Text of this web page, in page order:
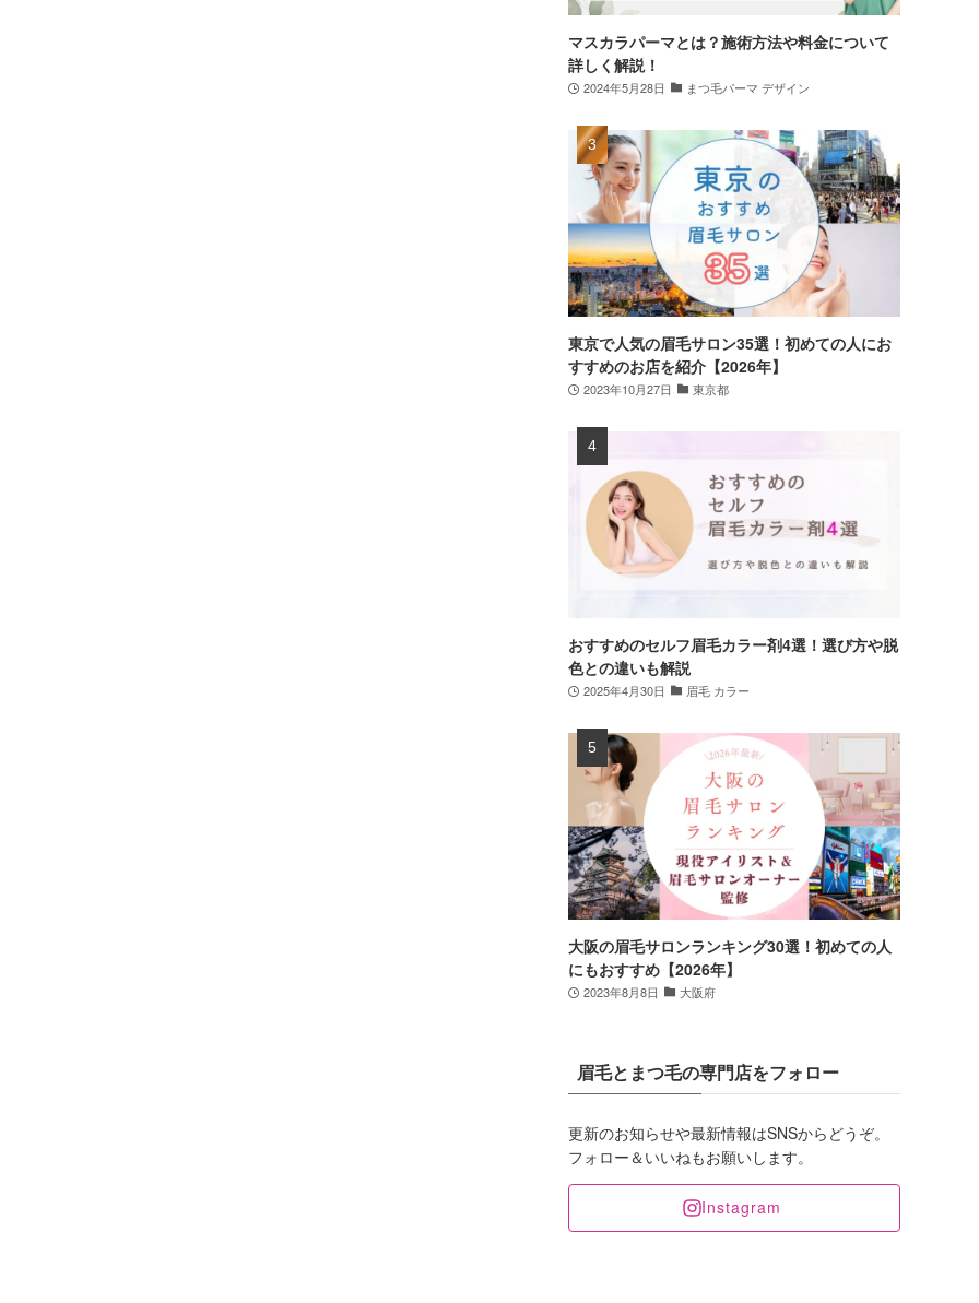
マスカラパーマとは？施術方法や料金について
詳しく解説！
2024年5月28日 まつ毛パーマ デザイン
東京で人気の眉毛サロン35選！初めての人にお
すすめのお店を紹介【2026年】
2023年10月27日 東京都
おすすめのセルフ眉毛カラー剤4選！選び方や脱
色との違いも解説
2025年4月30日 眉毛 カラー
大阪の眉毛サロンランキング30選！初めての人
にもおすすめ【2026年】
2023年8月8日 大阪府
眉毛とまつ毛の専門店をフォロー
更新のお知らせや最新情報はSNSからどうぞ。
フォロー＆いいねもお願いします。
Instagram